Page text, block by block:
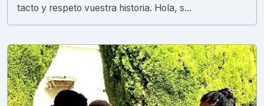
tacto y respeto vuestra historia. Hola, s...